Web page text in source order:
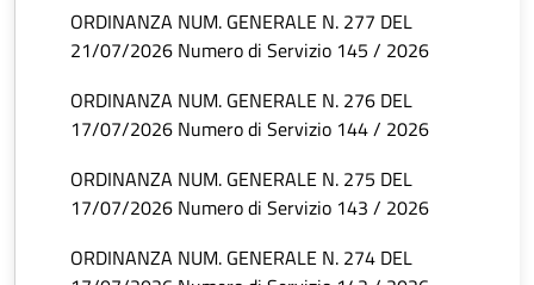
ORDINANZA NUM. GENERALE N. 277 DEL
21/07/2026 Numero di Servizio 145 / 2026
ORDINANZA NUM. GENERALE N. 276 DEL
17/07/2026 Numero di Servizio 144 / 2026
ORDINANZA NUM. GENERALE N. 275 DEL
17/07/2026 Numero di Servizio 143 / 2026
ORDINANZA NUM. GENERALE N. 274 DEL